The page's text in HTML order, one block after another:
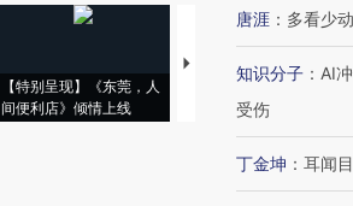
【特别呈现】《东莞，人
间便利店》倾情上线
【推广】走进第四届链博
会，让数智科技“链”接产
唐涯 ： 多看少动
知识分子 ： AI
受伤
丁金坤 ： 耳闻